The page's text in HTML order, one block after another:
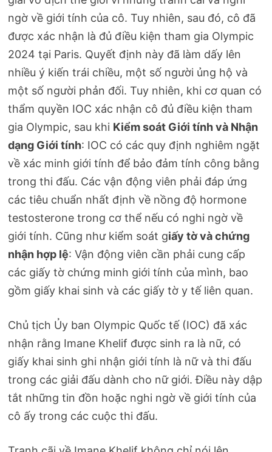
ngờ về giới tính của cô. Tuy nhiên, sau đó, cô đã
được xác nhận là đủ điều kiện tham gia Olympic
2024 tại Paris. Quyết định này đã làm dấy lên
nhiều ý kiến trái chiều, một số người ủng hộ và
một số người phản đối. Tuy nhiên, khi cơ quan có
thẩm quyền IOC xác nhận cô đủ điều kiện tham
gia Olympic, sau khi Kiểm soát Giới tính và Nhận
dạng Giới tính: IOC có các quy định nghiêm ngặt
về xác minh giới tính để bảo đảm tính công bằng
trong thi đấu. Các vận động viên phải đáp ứng
các tiêu chuẩn nhất định về nồng độ hormone
testosterone trong cơ thể nếu có nghi ngờ về
giới tính. Cũng như kiểm soát giấy tờ và chứng
nhận hợp lệ: Vận động viên cần phải cung cấp
các giấy tờ chứng minh giới tính của mình, bao
gồm giấy khai sinh và các giấy tờ y tế liên quan.
Chủ tịch Ủy ban Olympic Quốc tế (IOC) đã xác
nhận rằng Imane Khelif được sinh ra là nữ, có
giấy khai sinh ghi nhận giới tính là nữ và thi đấu
trong các giải đấu dành cho nữ giới. Điều này dập
tắt những tin đồn hoặc nghi ngờ về giới tính của
cô ấy trong các cuộc thi đấu.